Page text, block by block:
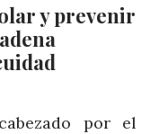
y prevenir
por el